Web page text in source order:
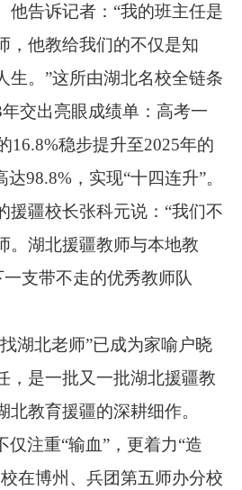
他告诉记者：“我的班主任是
，他教给我们的不仅是知
生。”这所由湖北名校全链条
年交出亮眼成绩单：高考一
16.8%稳步提升至2025年的
达98.8% ，实现“十四连升”。
援疆校长张科元说：“我们不
。湖北援疆教师与本地教
一支带不走的优秀教师队
湖北老师”已成为家喻户晓
，是一批又一批湖北援疆教
北教育援疆的深耕细作。
仅注重“输血”，更着力“造
在博州、兵团第五师办分校